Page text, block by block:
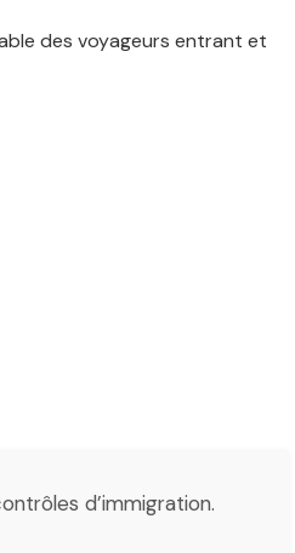
des voyageurs entrant et
d’immigration.